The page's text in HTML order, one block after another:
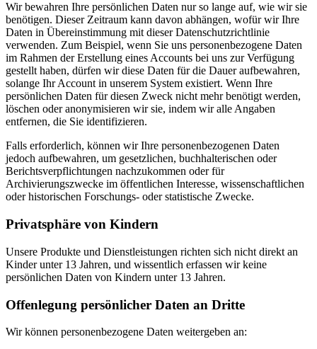
Wir bewahren Ihre persönlichen Daten nur so lange auf, wie wir sie
benötigen. Dieser Zeitraum kann davon abhängen, wofür wir Ihre
Daten in Übereinstimmung mit dieser Datenschutzrichtlinie
verwenden. Zum Beispiel, wenn Sie uns personenbezogene Daten
im Rahmen der Erstellung eines Accounts bei uns zur Verfügung
gestellt haben, dürfen wir diese Daten für die Dauer aufbewahren,
solange Ihr Account in unserem System existiert. Wenn Ihre
persönlichen Daten für diesen Zweck nicht mehr benötigt werden,
löschen oder anonymisieren wir sie, indem wir alle Angaben
entfernen, die Sie identifizieren.
Falls erforderlich, können wir Ihre personenbezogenen Daten
jedoch aufbewahren, um gesetzlichen, buchhalterischen oder
Berichtsverpflichtungen nachzukommen oder für
Archivierungszwecke im öffentlichen Interesse, wissenschaftlichen
oder historischen Forschungs- oder statistische Zwecke.
Privatsphäre von Kindern
Unsere Produkte und Dienstleistungen richten sich nicht direkt an
Kinder unter 13 Jahren, und wissentlich erfassen wir keine
persönlichen Daten von Kindern unter 13 Jahren.
Offenlegung persönlicher Daten an Dritte
Wir können personenbezogene Daten weitergeben an: